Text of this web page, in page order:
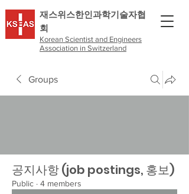
​재스위스한인과학기술자협
회
Korean Scientist and Engineers
Association in Switzerland
Groups
공지사항 (job postings, 홍보)
Public · 4 members